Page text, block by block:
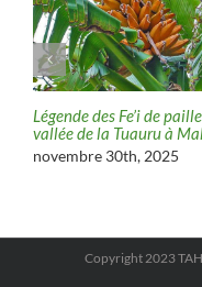
Légende des Fe’i de
vallée de la Tuauru à
novembre 30th, 2025
Copyright 2023